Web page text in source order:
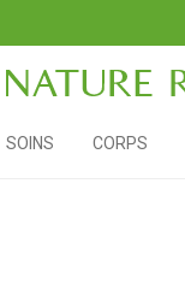
SOINS CORPS